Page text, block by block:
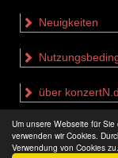
Um unsere Webseite für
verwenden wir Cookies.
Verwendung von Cookies zu.
Neuigkeiten
über
Impressum &